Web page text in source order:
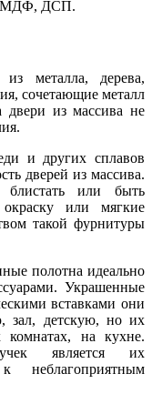
МДФ, ДСП.
из металла, дерева,
сочетающие металл
из массива не
и других сплавов
дверей из массива.
блистать или быть
или мягкие
такой фурнитуры
полотна идеально
Украшенные
вставками они
зал, детскую, но их
комнатах, на кухне.
является их
к неблагоприятным